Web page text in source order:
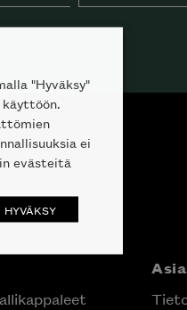
"Hyväksy"
ei
evästeitä
HYVÄKSY